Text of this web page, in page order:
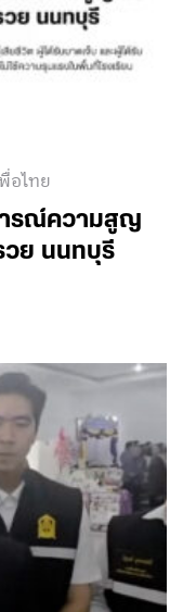
อไทย
ารณ์ความสูญ
วย นนทบุรี